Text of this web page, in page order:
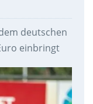
deutschen
einbringt